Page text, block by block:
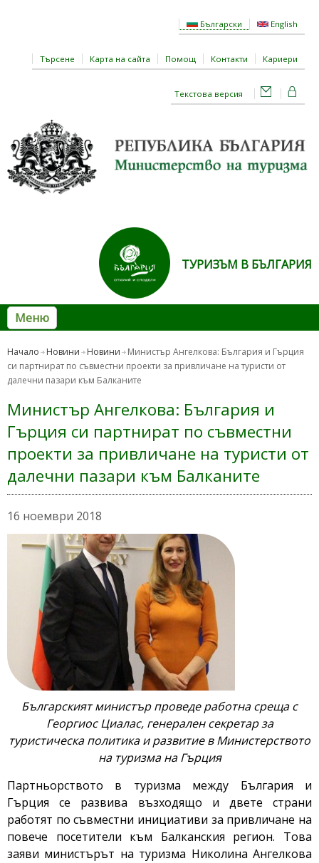
Български English
Търсене Карта на сайта Помощ Контакти Кариери
Текстова версия
ТУРИЗЪМ В БЪЛГАРИЯ
Меню
Начало Новини Новини
Министър Ангелкова: България и Гърция
си партнират по съвместни проекти за привличане на туристи от
далечни пазари към Балканите
Министър Ангелкова: България и
Гърция си партнират по съвместни
проекти за привличане на туристи от
далечни пазари към Балканите
16 ноември 2018
Българският министър проведе работна среща с
Георгиос Циалас, генерален секретар за
туристическа политика и развитие в Министерството
на туризма на Гърция
Партньорството в туризма между България и
Гърция се развива възходящо и двете страни
работят по съвместни инициативи за привличане на
повече посетители към Балканския регион. Това
заяви министърът на туризма Николина Ангелкова